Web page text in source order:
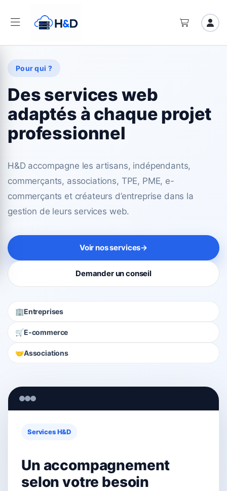
Pour qui ?
Des services web
adaptés à chaque projet
professionnel
H&D accompagne les artisans, indépendants,
commerçants, associations, TPE, PME, e-
commerçants et créateurs d’entreprise dans la
gestion de leurs services web.
Voir nos services→
Demander un conseil
🏢Entreprises
🛒E-commerce
🤝Associations
Services H&D
Un accompagnement
selon votre besoin